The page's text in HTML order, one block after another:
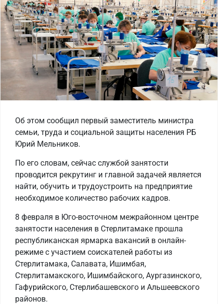
Об этом сообщил первый заместитель министра
семьи, труда и социальной защиты населения РБ
Юрий Мельников.
По его словам, сейчас службой занятости
проводится рекрутинг и главной задачей является
найти, обучить и трудоустроить на предприятие
необходимое количество рабочих кадров.
8 февраля в Юго-восточном межрайонном центре
занятости населения в Стерлитамаке прошла
республиканская ярмарка вакансий в онлайн-
режиме с участием соискателей работы из
Стерлитамака, Салавата, Ишимбая,
Стерлитамакского, Ишимбайского, Аургазинского,
Гафурийского, Стерлибашевского и Альшеевского
районов.